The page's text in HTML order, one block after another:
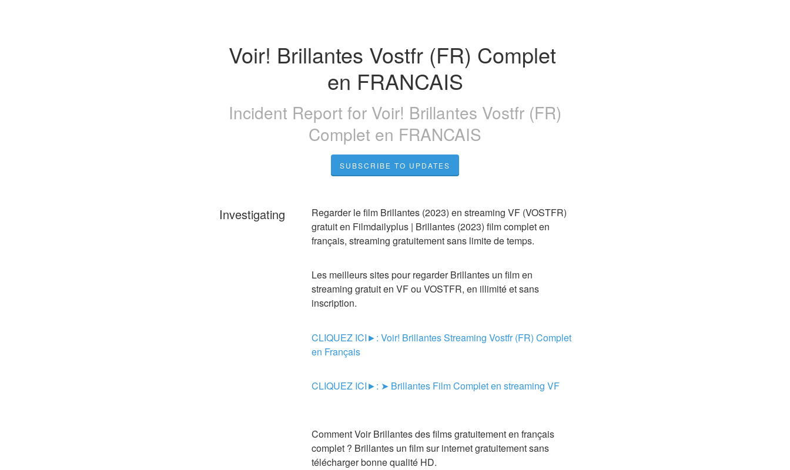
Voir! Brillantes Vostfr (FR) Complet
en FRANCAIS
Incident Report for Voir! Brillantes Vostfr (FR)
Complet en FRANCAIS
SUBSCRIBE TO UPDATES
Investigating
Regarder le film Brillantes (2023) en streaming VF (VOSTFR)
gratuit en Filmdailyplus | Brillantes (2023) film complet en
français, streaming gratuitement sans limite de temps.
Les meilleurs sites pour regarder Brillantes un film en
streaming gratuit en VF ou VOSTFR, en illimité et sans
inscription.
CLIQUEZ ICI►: Voir! Brillantes Streaming Vostfr (FR) Complet
en Français
CLIQUEZ ICI►: ➤ Brillantes Film Complet en streaming VF
Comment Voir Brillantes des films gratuitement en français
complet ? Brillantes un film sur internet gratuitement sans
télécharger bonne qualité HD.